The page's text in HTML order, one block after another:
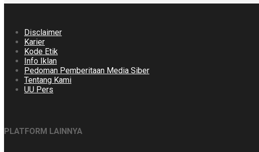
Disclaimer
Karier
Kode Etik
Info Iklan
Pedoman Pemberitaan Media Siber
Tentang Kami
UU Pers
PLATFORM LAINNYA